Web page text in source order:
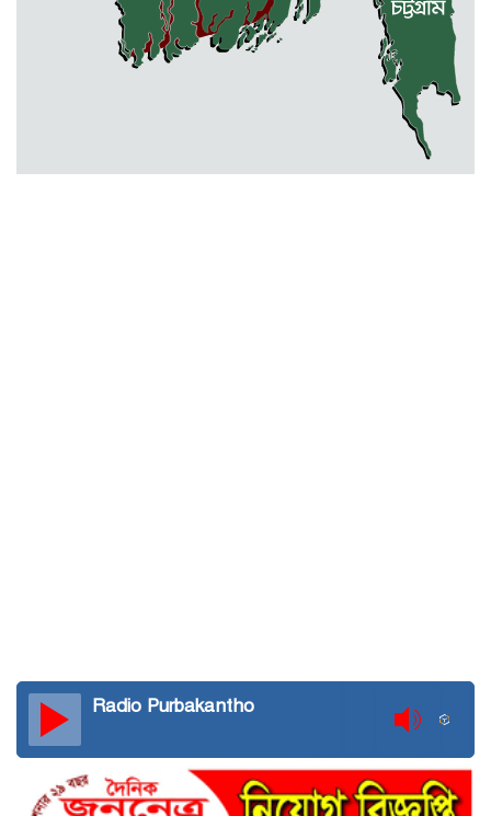
মোহনগঞ্জ উপজেলা স্বাস্থ্য কম্প্লেক্স
কর্মকর্তা ডা. মোমেনুল এর অকাল মৃত্যু
অর্গানাইজেশনের উদ্যোগে ফ্রি মেডিক্যাল
ক্যাম্প অনুষ্ঠিত
Radio Purbakantho